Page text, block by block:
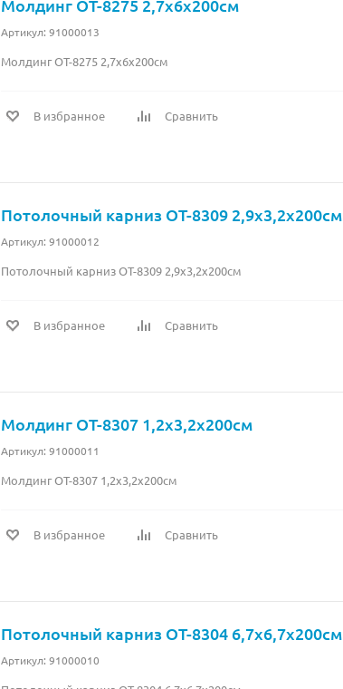
Молдинг OT-8275 2,7x6x200см
Артикул: 91000013
Молдинг OT-8275 2,7x6x200см
В избранное Сравнить
Потолочный карниз OT-8309 2,9x3,2x200см
Артикул: 91000012
Потолочный карниз OT-8309 2,9x3,2x200см
В избранное Сравнить
Молдинг OT-8307 1,2x3,2x200см
Артикул: 91000011
Молдинг OT-8307 1,2x3,2x200см
В избранное Сравнить
Потолочный карниз OT-8304 6,7x6,7x200см
Артикул: 91000010